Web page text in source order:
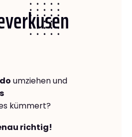
umziehen und
kümmert?
richtig!